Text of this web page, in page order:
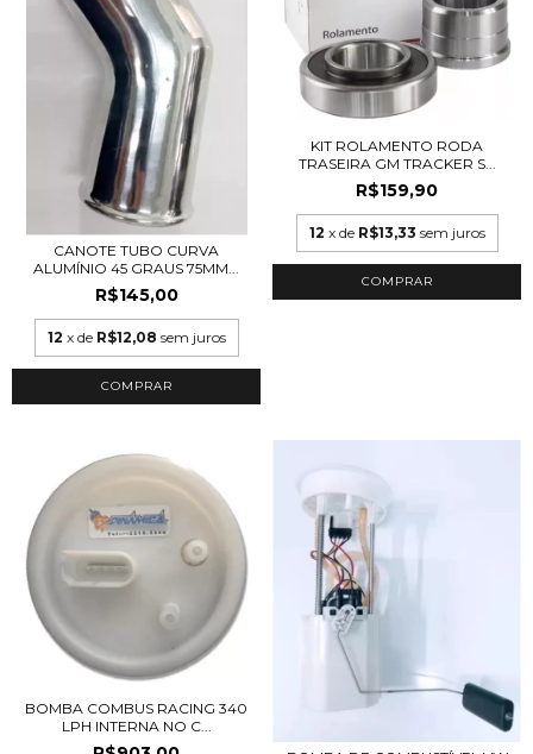
CANOTE TUBO CURVA
ALUMÍNIO 45 GRAUS 75MM...
R$145,00
12 x de R$12,08 sem juros
KIT ROLAMENTO RODA
TRASEIRA GM TRACKER S...
R$159,90
12 x de R$13,33 sem juros
BOMBA COMBUS RACING 340
LPH INTERNA NO C...